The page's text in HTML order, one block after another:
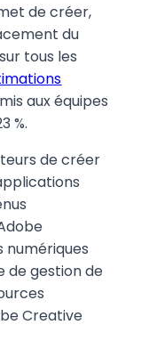
de créer,
du
tous les
aux équipes
%.
de créer
numériques
de gestion de
Creative